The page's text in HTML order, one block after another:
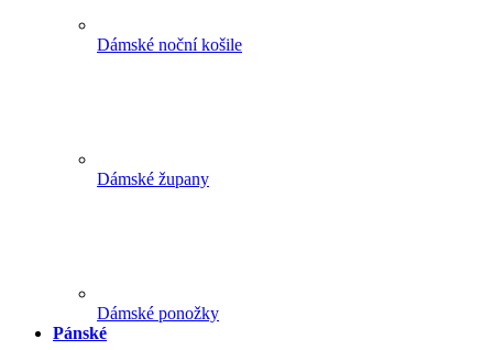
Dámské noční košile
Dámské župany
Dámské ponožky
Pánské